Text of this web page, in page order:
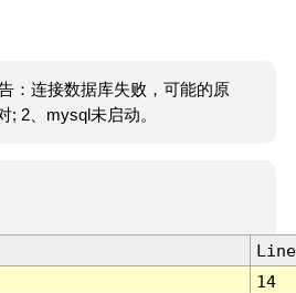
：连接数据库失败，可能的原
; 2、mysql未启动。
Line
14